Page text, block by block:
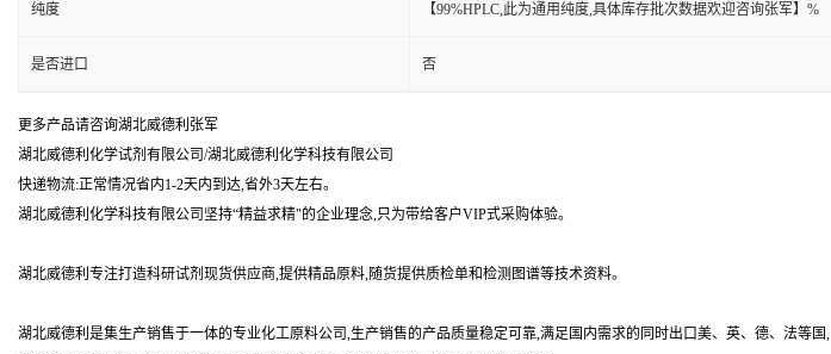
纯度 【99%HPLC,此为通用纯度,具体库存批次数据欢迎咨询张军】%
是否进口 否
更多产品请咨询湖北威德利张军
湖北威德利化学试剂有限公司/湖北威德利化学科技有限公司
快递物流:正常情况省内1-2天内到达,省外3天左右。
湖北威德利化学科技有限公司坚持“精益求精"的企业理念,只为带给客户VIP式采购体验。
湖北威德利专注打造科研试剂现货供应商,提供精品原料,随货提供质检单和检测图谱等技术资料。
湖北威德利是集生产销售于一体的专业化工原料公司,生产销售的产品质量稳定可靠,满足国内需求的同时出口美、英、德、法等国,